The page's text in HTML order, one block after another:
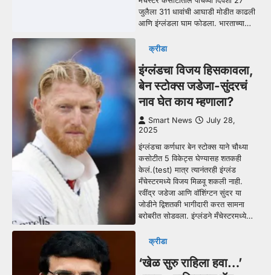
जुलैला 311 धावांची आघाडी मोडीत काढली
आणि इंग्लंडला घाम फोडला. भारताच्या…
क्रीडा
इंग्लंडचा विजय हिसकावला,
बेन स्टोक्स जडेजा-सुंदरचं
नाव घेत काय म्हणाला?
Smart News
July 28,
2025
इंग्लंडचा कर्णधार बेन स्टोक्स याने चौथ्या
कसोटीत 5 विकेट्स घेण्यासह शतकही
केलं.(test) मात्र त्यानंतरही इंग्लंड
मँचेस्टरमध्ये विजय मिळवू शकली नाही.
रवींद्र जडेजा आणि वॉशिंग्टन सुंदर या
जोडीने द्विशतकी भागीदारी करत सामना
बरोबरीत सोडवला. इंग्लंडने मँचेस्टरमध्ये…
क्रीडा
‘खेळ सुरु राहिला हवा…’